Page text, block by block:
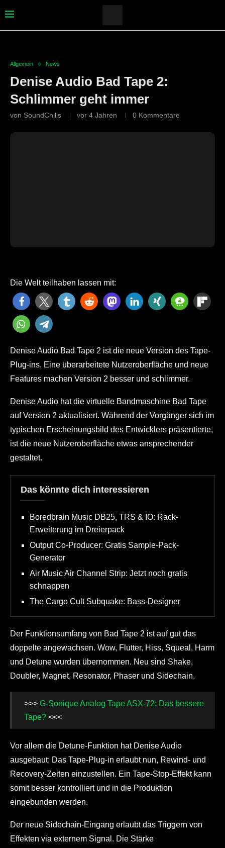
Allgemein News
Denise Audio Bad Tape 2:
Schlimmer geht immer
von SoundChills vor 4 Jahren 0 Kommentare
Die Welt teilhaben lassen mit:
Denise Audio Bad Tape 2 ist die neue Version des Tape-
Plug-ins. Eine überarbeitete Nutzeroberfläche und neue
Features machen Version 2 besser und schlimmer.
Denise Audio hat die virtuelle Bandmaschine Bad Tape
auf Version 2 aktualisiert. Während der Vorgänger sich im
typischen Erscheinungsbild des Entwicklers präsentierte,
ist die neue Nutzeroberfläche etwas ansprechender
gestaltet.
Das könnte dich interessieren
Boredbrain Music DB25, TRS & IO: Rack-
Erweiterung im Dreierpack
Output Co-Producer: Gratis Sample-Pack-
Generator
Air Music Air Channel Strip: Jetzt noch gratis
schnappen
The Cargo Cult Subquake: Bass-Designer
Der Funktionsumfang von Bad Tape 2 ist auf gut das
doppelte angewachsen. Wow, Flutter, Hiss, Squeal, Harm
und Detune wurden übernommen. Neu sind Shake,
Doubler, Magnet, Resonator, Phaser und Sidechain.
>>> G-Sonique Analog Tape ASX-72: Das bessere
Tape? <<<
Vor allem die Detune-Funktion hat Denise Audio
ausgebaut: Das Tape-Plug-in erlaubt nun, Rewind- und
Recovery-Zeiten einzustellen. Ein Tape-Stop-Effekt kann
somit besser kontrolliert und in die Produktion
eingebunden werden.
Der neue Sidechain-Eingang erlaubt das Triggern von
Effekten via externem Signal. Die Stärke